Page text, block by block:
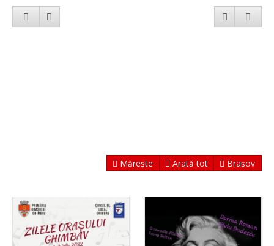
Mărește Arată tot Brașov